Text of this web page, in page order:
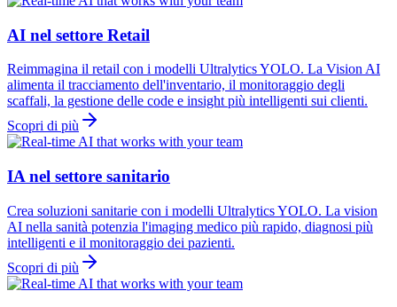
AI nel settore Retail
Reimmagina il retail con i modelli Ultralytics YOLO. La Vision AI
alimenta il tracciamento dell'inventario, il monitoraggio degli
scaffali, la gestione delle code e insight più intelligenti sui clienti.
Scopri di più
IA nel settore sanitario
Crea soluzioni sanitarie con i modelli Ultralytics YOLO. La vision
AI nella sanità potenzia l'imaging medico più rapido, diagnosi più
intelligenti e il monitoraggio dei pazienti.
Scopri di più